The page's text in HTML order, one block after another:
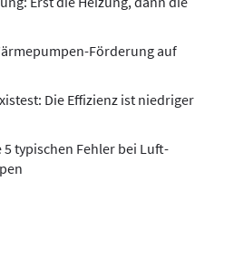
Förderung auf
Die Effizienz ist niedriger
5 typischen Fehler bei Luft-